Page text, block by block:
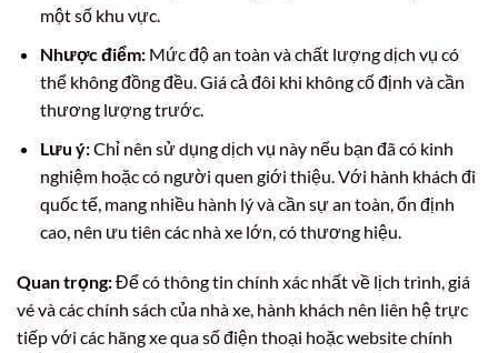
một số khu vực.
Nhược điểm:Mức độ an toàn và chất lượng dịch vụ có
thể không đồng đều. Giá cả đôi khi không cố định và cần
thương lượng trước.
Lưu ý:Chỉ nên sử dụng dịch vụ này nếu bạn đã có kinh
nghiệm hoặc có người quen giới thiệu. Với hành khách đi
quốc tế, mang nhiều hành lý và cần sự an toàn, ổn định
cao, nên ưu tiên các nhà xe lớn, có thương hiệu.
Quan trọng:Để có thông tin chính xác nhất về lịch trình, giá
vé và các chính sách của nhà xe, hành khách nên liên hệ trực
tiếp với các hãng xe qua số điện thoại hoặc website chính